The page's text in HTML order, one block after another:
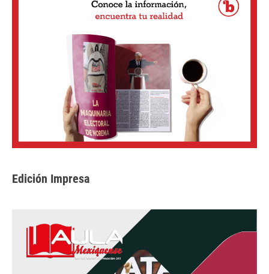
Edición Impresa